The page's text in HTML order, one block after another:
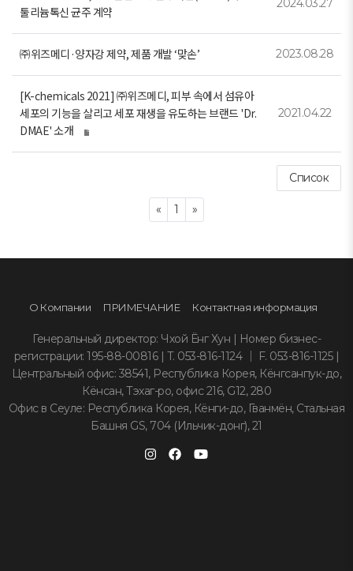
툴리늄톡신 균주 계약
2024.03.27
㈜위즈메디·양자강 제약, 제품 개발 ‘맞손’ 2023.08.28
[K-chemicals 2021] ㈜위즈메디, 피부 속에서 섬유아
세포의 기능을 살리고 세포 재생을 유도하는 브랜드 'Dr.
DMAE' 소개
2021.04.22
Список
«Previous
1 »Next
О Компании ПРИМЕЧАНИЕ Контактная информация
Генеральный директор: Чхой Ёнг Хун | Номер бизнес-
регистрации: 195-88-00816 | T. 053-816-1124 ｜ F. 053-816-1125 |
Центральный офис: 38541, Республика Корея, Кёнгсанпук-до,
Кёнсан, Тэхаг-ро, офис 216, G12, 280
Офис в Сеуле: Республика Корея, Кёнги-до, Гванмён, Стальная
Башня GS, 704 (Ильчик-донг), 21